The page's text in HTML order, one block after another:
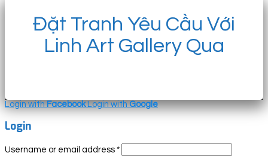
Đặt Tranh Yêu Cầu Với
Linh Art Gallery Qua
Login withFacebook Login withGoogle
Login
Username or email address *